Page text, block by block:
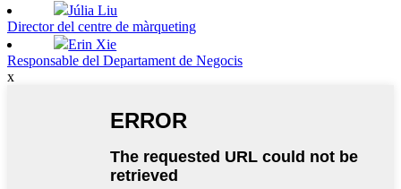
Júlia Liu
Director del centre de màrqueting
Erin Xie
Responsable del Departament de Negocis
x